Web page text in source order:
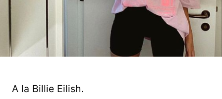
A la Billie Eilish.